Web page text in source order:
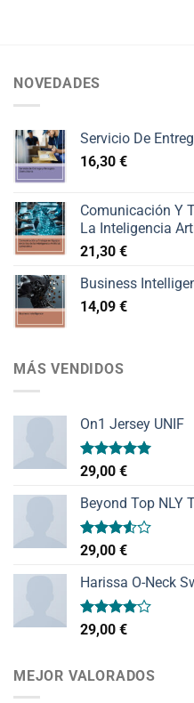
NOVEDADES
Servicio De
16,30 €
Comunicación Y
La Inteligencia
21,30 €
Business
14,09 €
MÁS VENDIDOS
On1 Jersey UNIF
Valorado
con
de 5
29,00 €
Beyond Top NLY
Valorado
con
3.50de
5
29,00 €
Harissa O-Neck
Valorado
con
29,00 €
MEJOR VALORADOS